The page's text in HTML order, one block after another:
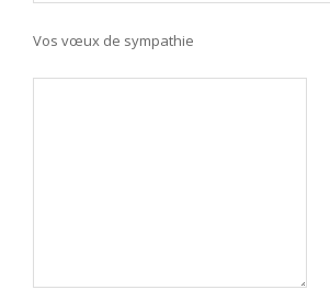
Vos vœux de sympathie